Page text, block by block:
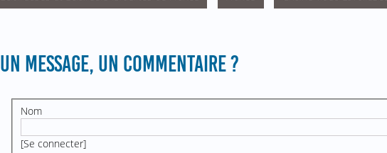
UN MESSAGE, UN COMMENTAIRE ?
Nom
[Se connecter]